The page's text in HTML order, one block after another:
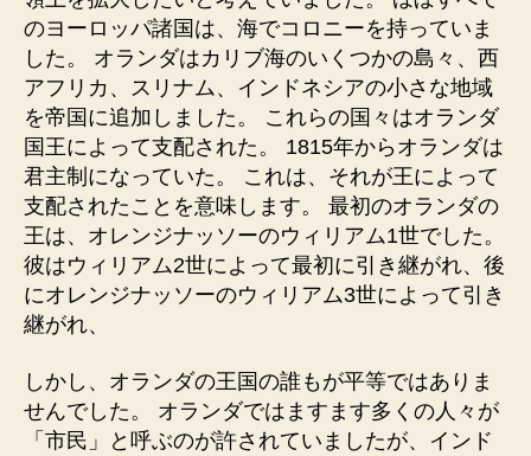
のヨーロッパ諸国は、海でコロニーを持っていま
した。 オランダはカリブ海のいくつかの島々、西
アフリカ、スリナム、インドネシアの小さな地域
を帝国に追加しました。 これらの国々はオランダ
国王によって支配された。 1815年からオランダは
君主制になっていた。 これは、それが王によって
支配されたことを意味します。 最初のオランダの
王は、オレンジナッソーのウィリアム1世でした。
彼はウィリアム2世によって最初に引き継がれ、後
にオレンジナッソーのウィリアム3世によって引き
継がれ、
しかし、オランダの王国の誰もが平等ではありま
せんでした。 オランダではますます多くの人々が
「市民」と呼ぶのが許されていましたが、インド